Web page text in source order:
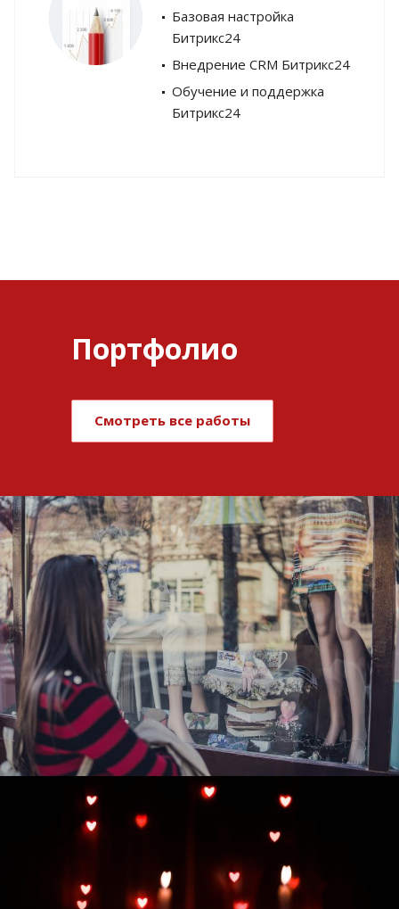
Базовая настройка
Битрикс24
Внедрение CRM Битрикс24
Обучение и поддержка
Битрикс24
Портфолио
Смотреть все работы
Развитие и поддержка интернет-
витрины StepClub
Смотреть проект